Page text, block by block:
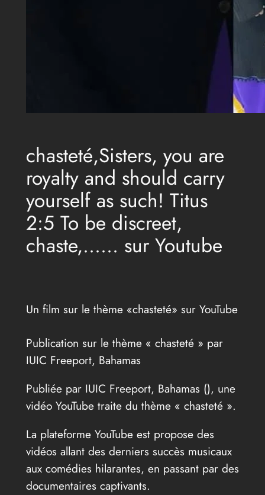
chasteté,Sisters, you are
royalty and should carry
yourself as such! Titus
2:5 To be discreet,
chaste,…… sur Youtube
Un film sur le thème «chasteté» sur YouTube
Publication sur le thème « chasteté » par
IUIC Freeport, Bahamas
Publiée par IUIC Freeport, Bahamas (), une
vidéo YouTube traite du thème « chasteté ».
La plateforme YouTube est propose des
vidéos allant des derniers succès musicaux
aux comédies hilarantes, en passant par des
documentaires captivants.